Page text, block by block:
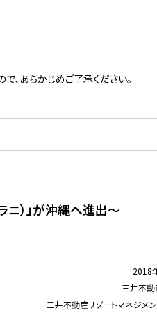
、あらかじめご了承ください。
ニ）」が沖縄へ進出～
2018
三井不
三井不動産リゾートマネジメ